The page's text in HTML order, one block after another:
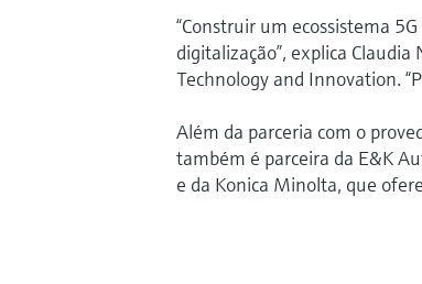
“Construir um ecossistema
digitalização”, explica
Technology and Innovation.
Além da parceria com o
também é parceira da E&K
e da Konica Minolta, que